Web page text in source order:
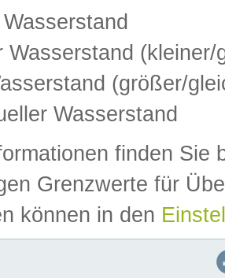
Wasserstand (kleiner/
(größer/
Wasserstand
finden Sie
Grenzwerte für
können in den